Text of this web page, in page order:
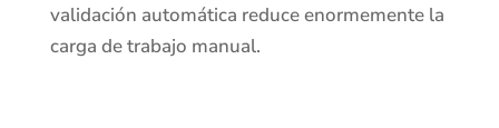
validación automática reduce enormemente la
carga de trabajo manual.